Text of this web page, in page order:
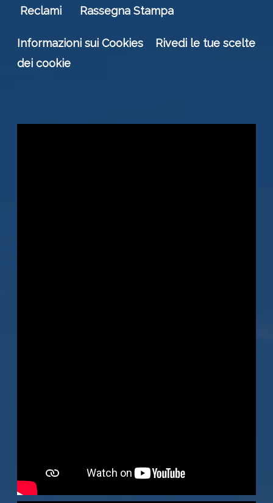
Reclami
Rassegna Stampa
Informazioni sui Cookies
Rivedi le tue scelte
dei cookie